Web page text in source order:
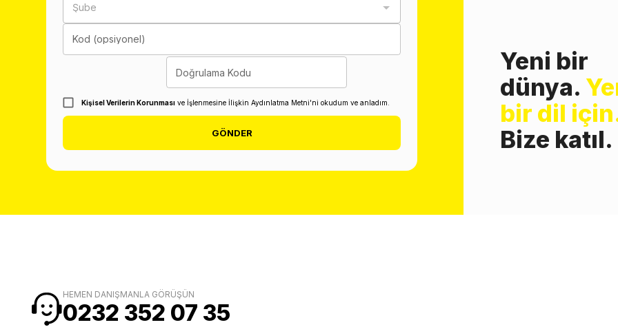
Şube
Kod (opsiyonel)
Doğrulama Kodu
Kişisel Verilerin Korunması ve İşlenmesine İlişkin Aydınlatma Metni'ni okudum ve anladım.
GÖNDER
Yeni bir
dünya.
bir dil
Bize katıl.
HEMEN DANIŞMANLA GÖRÜŞÜN
0232 352 07 35